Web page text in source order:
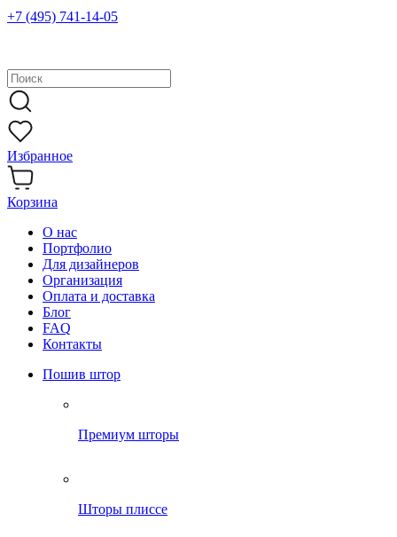
+7 (495) 741-14-05
Избранное
Корзина
О нас
Портфолио
Для дизайнеров
Организация
Оплата и доставка
Блог
FAQ
Контакты
Пошив штор
Премиум шторы
Шторы плиссе